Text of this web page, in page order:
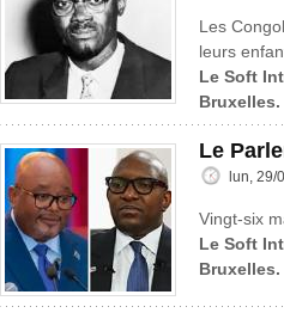
Les
leurs
Le Soft
Bruxelles.
Le
lun, 29/
Vingt-six
Le Soft
Bruxelles.